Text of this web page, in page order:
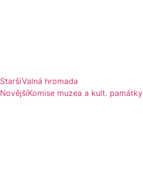
StaršíValná hromada
NovějšíKomise muzea a kult. památky